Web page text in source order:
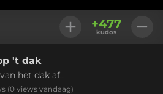
+477
kudos
't dak
het dak af..
(0 views vandaag)